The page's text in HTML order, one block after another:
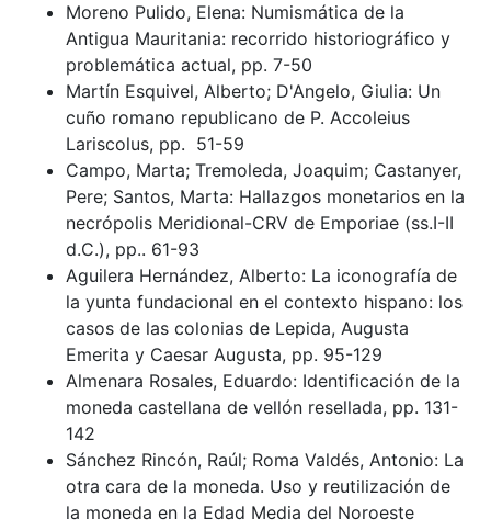
Moreno Pulido, Elena: Numismática de la
Antigua Mauritania: recorrido historiográfico y
problemática actual, pp. 7-50
Martín Esquivel, Alberto; D'Angelo, Giulia: Un
cuño romano republicano de P. Accoleius
Lariscolus, pp. 51-59
Campo, Marta; Tremoleda, Joaquim; Castanyer,
Pere; Santos, Marta: Hallazgos monetarios en la
necrópolis Meridional-CRV de Emporiae (ss.I-II
d.C.), pp.. 61-93
Aguilera Hernández, Alberto: La iconografía de
la yunta fundacional en el contexto hispano: los
casos de las colonias de Lepida, Augusta
Emerita y Caesar Augusta, pp. 95-129
Almenara Rosales, Eduardo: Identificación de la
moneda castellana de vellón resellada, pp. 131-
142
Sánchez Rincón, Raúl; Roma Valdés, Antonio: La
otra cara de la moneda. Uso y reutilización de
la moneda en la Edad Media del Noroeste